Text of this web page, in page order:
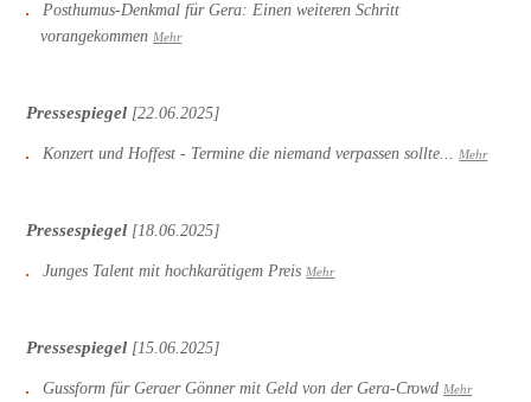
Posthumus-Denkmal für Gera: Einen weiteren Schritt
vorangekommen Mehr
Pressespiegel [22.06.2025]
Konzert und Hoffest - Termine die niemand verpassen sollte... Mehr
Pressespiegel [18.06.2025]
Junges Talent mit hochkarätigem Preis Mehr
Pressespiegel [15.06.2025]
Gussform für Geraer Gönner mit Geld von der Gera-Crowd Mehr